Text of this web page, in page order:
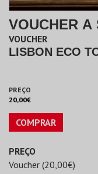
VOUCHER A
VOUCHER
LISBON ECO
PREÇO
20,00€
COMPRAR
PREÇO
Voucher (20,00€)